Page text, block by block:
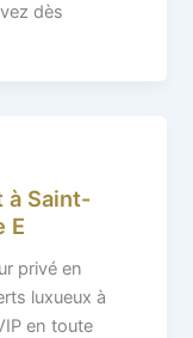
dès
à Saint-
E
privé en
luxueux à
en toute